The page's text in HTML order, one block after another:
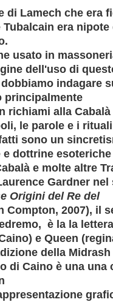
di Lamech che era
Tubalcain era nipote
.
usato in
dell'uso di
indagare
principalmente
richiami alla Cabalà
le parole e i
sono un
dottrine
e molte altre
Gardner
Origini del Re del
Compton, 2007), il
è la a
e Queen
della Midrash
di Caino è una una